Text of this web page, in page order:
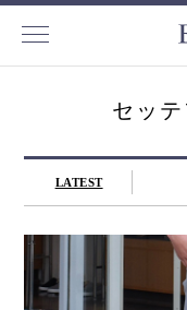
セッ
LATEST